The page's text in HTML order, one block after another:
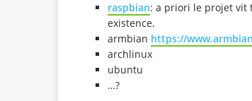
raspbian: a priori le projet vit
existence.
armbian https://
archlinux
ubuntu
…?